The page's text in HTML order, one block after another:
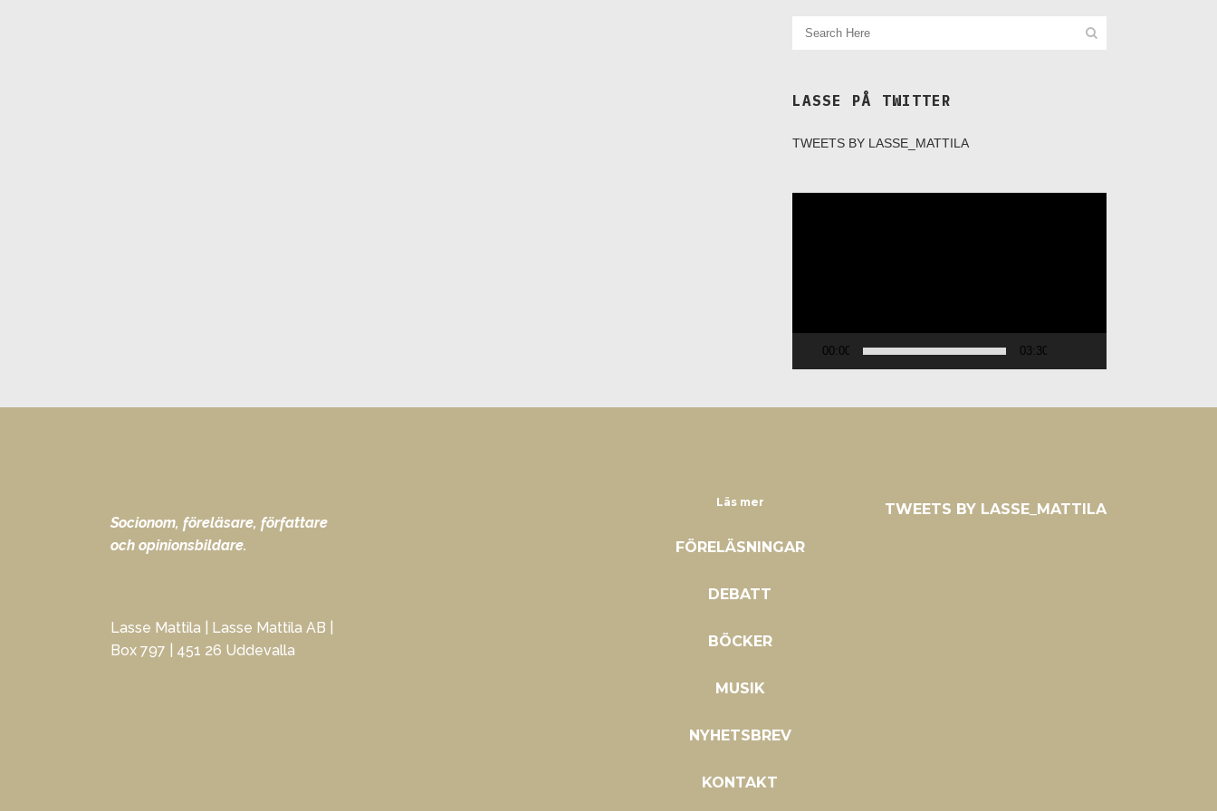
LASSE PÅ TWITTER
TWEETS BY LASSE_MATTILA
00:00 03:30
Socionom, föreläsare, författare
och opinionsbildare.
Lasse Mattila | Lasse Mattila AB |
Box 797 | 451 26 Uddevalla
Läs mer
FÖRELÄSNINGAR
DEBATT
BÖCKER
MUSIK
NYHETSBREV
KONTAKT
TWEETS BY LASSE_MATTILA